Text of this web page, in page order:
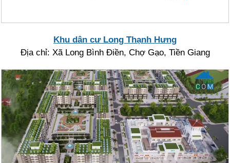
Khu dân cư Long Thạnh Hưng
Địa chỉ: Xã Long Bình Điền, Chợ Gạo, Tiền Giang